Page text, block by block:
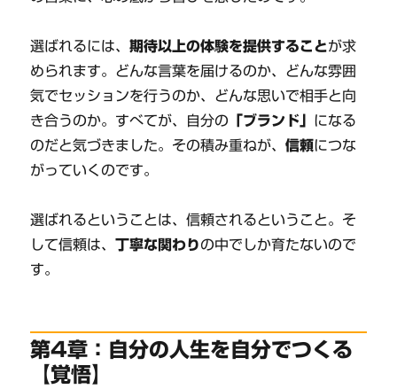
選ばれるには、期待以上の体験を提供することが求
められます。どんな言葉を届けるのか、どんな雰囲
気でセッションを行うのか、どんな思いで相手と向
き合うのか。すべてが、自分の 「ブランド」 になる
のだと気づきました。その積み重ねが、信頼につな
がっていくのです。
選ばれるということは、信頼されるということ。そ
して信頼は、丁寧な関わりの中でしか育たないので
す。
第4章：自分の人生を自分でつくる
【覚悟】